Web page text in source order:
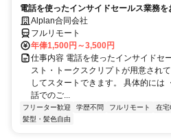
電話を使ったインサイドセールス業務を
Alplan合同会社
フルリモート
年俸1,500円～3,500円
仕事内容 電話を使ったインサイドセ
スト・トークスクリプトが用意され
してスタートできます。 具体的には
話でのご...
フリーター歓迎 学歴不問 フルリモート 在宅
髪型・髪色自由